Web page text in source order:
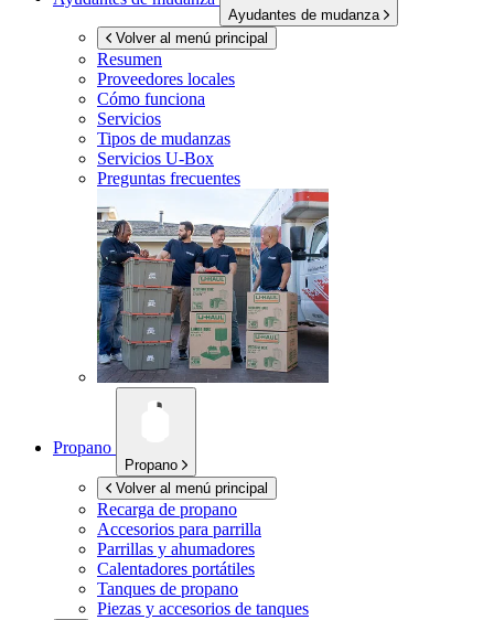
Ayudantes de mudanza
Volver al menú principal
Resumen
Proveedores locales
Cómo funciona
Servicios
Tipos de mudanzas
Servicios U-Box
Preguntas frecuentes
Propano
Propano
Volver al menú principal
Recarga de propano
Accesorios para parrilla
Parrillas y ahumadores
Calentadores portátiles
Tanques de propano
Piezas y accesorios de tanques